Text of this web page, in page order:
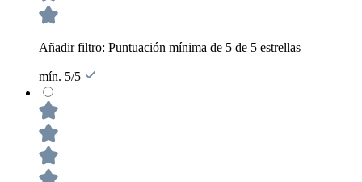
Añadir filtro: Puntuación mínima de 5 de 5 estrellas
mín. 5/5